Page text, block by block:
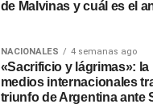
de Malvinas y cuál es el
NACIONALES 4 semanas ago
«Sacrificio y lágrimas»:
medios internacionales
triunfo de Argentina ante